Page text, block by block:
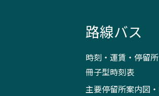
路線バス
時刻・運賃・停留
冊子型時刻表
主要停留所案内図